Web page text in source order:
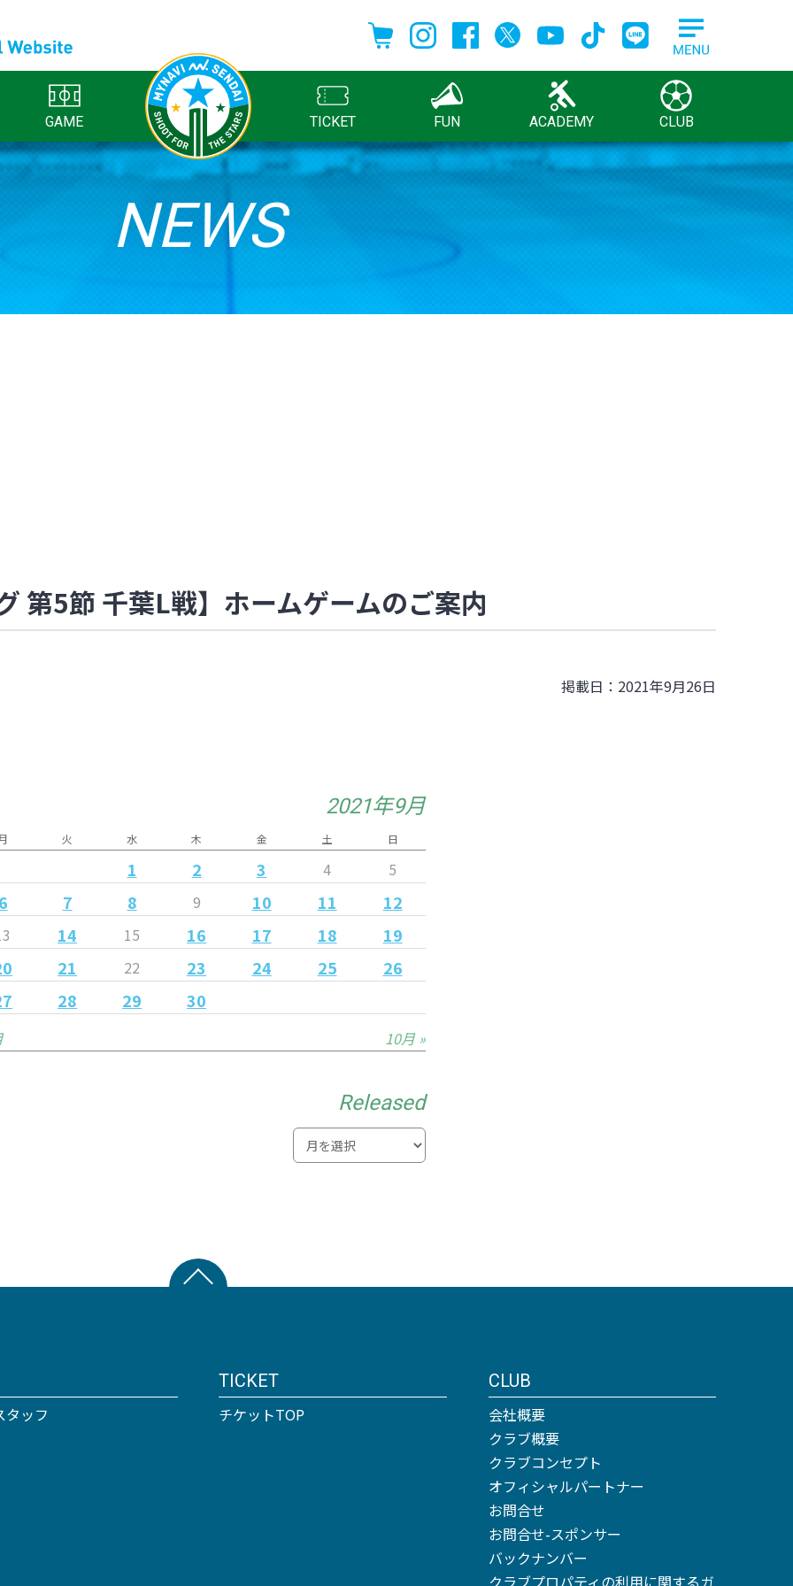
GAME TICKET FUN ACADEMY CLUB
NEWS
第5節 千葉L戦】ホームゲームのご案内
掲載日：2021年9月26日
2021年9月
火 水 木 金 土 日
1 2 3 4 5
7 8 9 10 11 12
14 15 16 17 18
19
21 22 23 24 25
26
28 29 30
10月 »
Released
タッフ
TICKET
チケットTOP
CLUB
会社概要
クラブ概要
クラブコンセプト
オフィシャルパートナー
お問合せ
お問合せ-スポンサー
バックナンバー
クラブプロパティの利用に関するガ